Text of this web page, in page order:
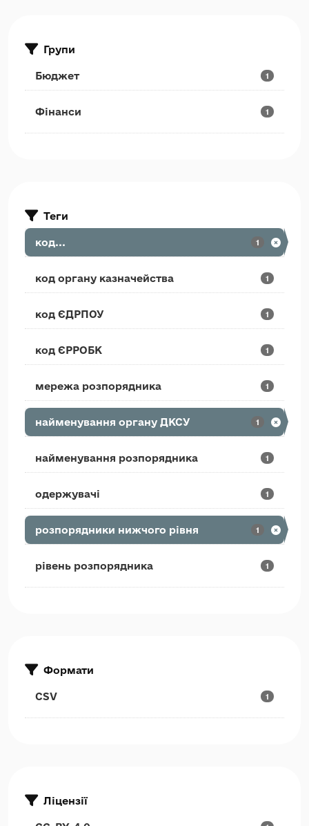
Групи
Бюджет 1
Фінанси 1
Теги
код... 1
код органу казначейства 1
код ЄДРПОУ 1
код ЄРРОБК 1
мережа розпорядника 1
найменування органу ДКСУ 1
найменування розпорядника 1
одержувачі 1
розпорядники нижчого рівня 1
рівень розпорядника 1
Формати
CSV 1
Ліцензії